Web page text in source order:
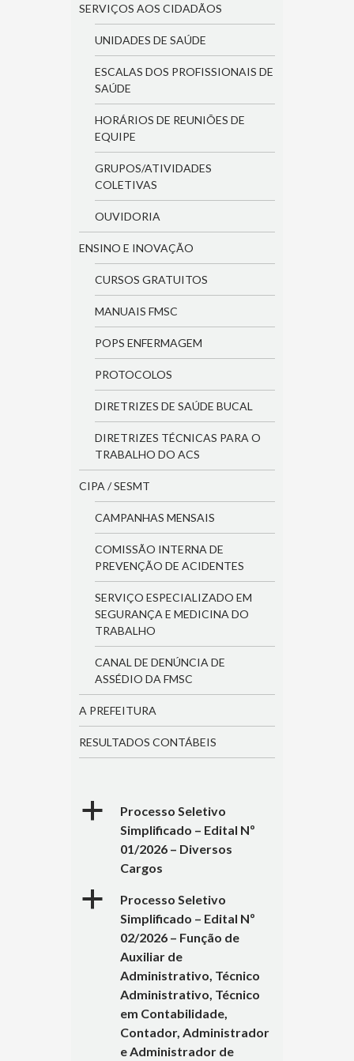
SERVIÇOS AOS CIDADÃOS
UNIDADES DE SAÚDE
ESCALAS DOS PROFISSIONAIS DE
SAÚDE
HORÁRIOS DE REUNIÕES DE
EQUIPE
GRUPOS/ATIVIDADES
COLETIVAS
OUVIDORIA
ENSINO E INOVAÇÃO
CURSOS GRATUITOS
MANUAIS FMSC
POPS ENFERMAGEM
PROTOCOLOS
DIRETRIZES DE SAÚDE BUCAL
DIRETRIZES TÉCNICAS PARA O
TRABALHO DO ACS
CIPA / SESMT
CAMPANHAS MENSAIS
COMISSÃO INTERNA DE
PREVENÇÃO DE ACIDENTES
SERVIÇO ESPECIALIZADO EM
SEGURANÇA E MEDICINA DO
TRABALHO
CANAL DE DENÚNCIA DE
ASSÉDIO DA FMSC
A PREFEITURA
RESULTADOS CONTÁBEIS
a
Processo Seletivo
Simplificado – Edital Nº
01/2026 – Diversos
Cargos
a
Processo Seletivo
Simplificado – Edital Nº
02/2026 – Função de
Auxiliar de
Administrativo, Técnico
Administrativo, Técnico
em Contabilidade,
Contador, Administrador
e Administrador de